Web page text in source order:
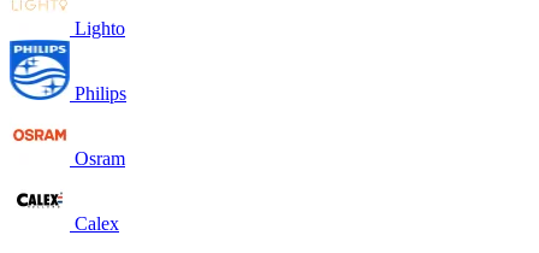
Lighto
Philips
Osram
Calex